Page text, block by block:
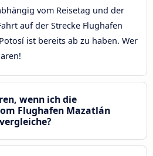
vom Reisetag und der
auf der Strecke Flughafen
ist bereits ab zu haben. Wer
wenn ich die
Flughafen Mazatlán